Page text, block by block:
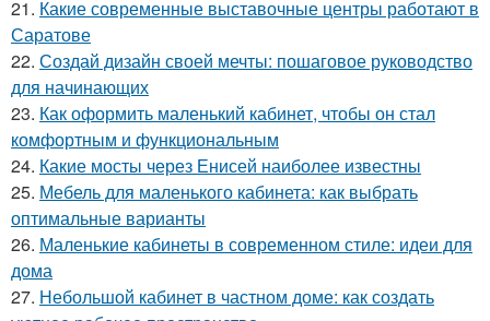
21. Какие современные выставочные центры работают в
Саратове
22. Создай дизайн своей мечты: пошаговое руководство
для начинающих
23. Как оформить маленький кабинет, чтобы он стал
комфортным и функциональным
24. Какие мосты через Енисей наиболее известны
25. Мебель для маленького кабинета: как выбрать
оптимальные варианты
26. Маленькие кабинеты в современном стиле: идеи для
дома
27. Небольшой кабинет в частном доме: как создать